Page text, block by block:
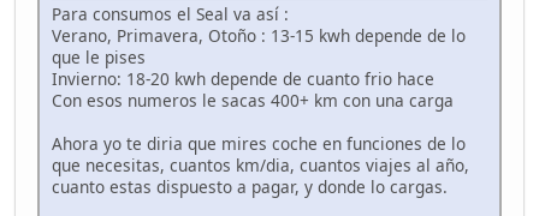
Para consumos el Seal va así :
Verano, Primavera, Otoño : 13-15 kwh depende de lo
que le pises
Invierno: 18-20 kwh depende de cuanto frio hace
Con esos numeros le sacas 400+ km con una carga
Ahora yo te diria que mires coche en funciones de lo
que necesitas, cuantos km/dia, cuantos viajes al año,
cuanto estas dispuesto a pagar, y donde lo cargas.